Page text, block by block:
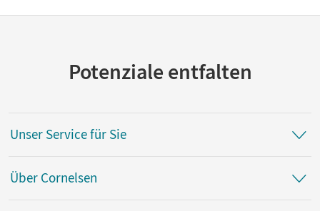
Potenziale entfalten
Unser Service für Sie
Über Cornelsen